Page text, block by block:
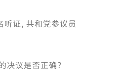
证, 共和党参议员
决议是否正确？